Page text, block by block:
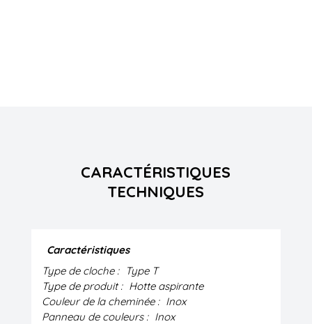
CARACTÉRISTIQUES
TECHNIQUES
Caractéristiques
Type de cloche : Type T
Type de produit : Hotte aspirante
Couleur de la cheminée : Inox
Panneau de couleurs : Inox